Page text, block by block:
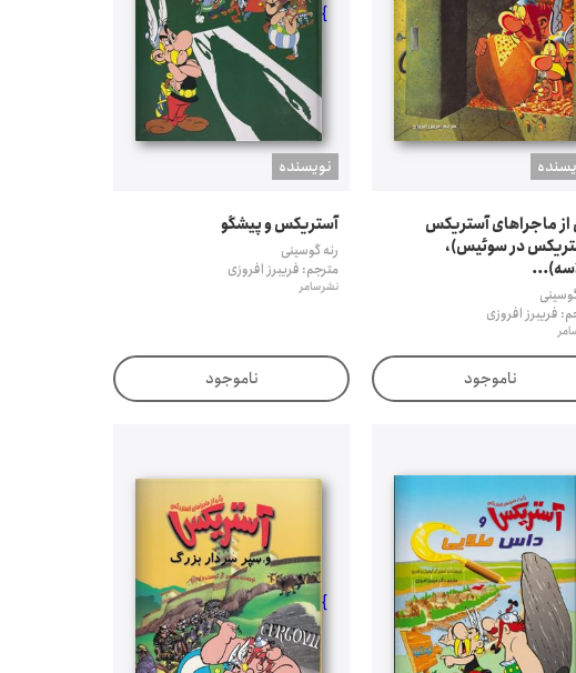
از ماجراهای آستریکس
در سوئیس)،
فریبرز افروزی
ناموجود
نويسنده
}
آستریکس و پیشگو
رنه گوسینی
مترجم: فریبرز افروزی
نشر سامر
ناموجود
}